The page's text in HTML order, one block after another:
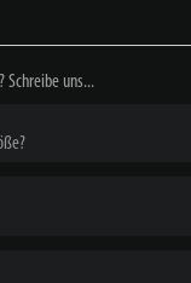
Schreibe uns...